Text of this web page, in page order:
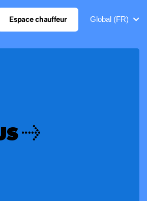
Espace chauffeur Global (FR)
→